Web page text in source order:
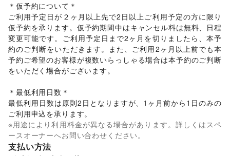
＊仮予約について＊
ご利用予定日が２ヶ月以上先で2日以上ご利用予定の方に限り
仮予約を承ります。仮予約期間中はキャンセル料は無料、日程
変更可能です。ご利用予定日まで2ヶ月を切りましたら、本予
約のご判断をいただきます。また、ご利用2ヶ月以上前でも本
予約ご希望のお客様が複数いらっしゃる場合は本予約のご判断
をいただく場合がございます。
＊最低利用日数＊
最低利用日数は原則2日となりますが、1ヶ月前から1日のみの
ご利用申込を承ります。
※用途により利用料金が異なる場合があります。詳しくはスペ
ースオーナーへお問い合わせください。
支払い方法